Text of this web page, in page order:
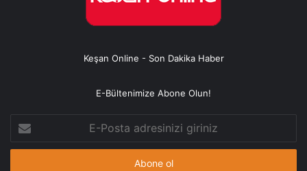
Keşan Online - Son Dakika Haber
E-Bültenimize Abone Olun!
Posta
adresinizi